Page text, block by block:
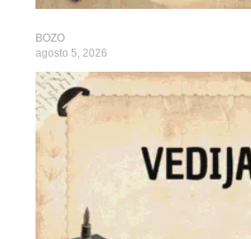
BOZO
agosto 5, 2026